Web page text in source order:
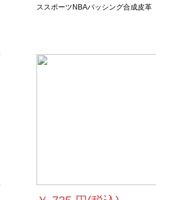
ススポーツNBAバッシング合成皮革